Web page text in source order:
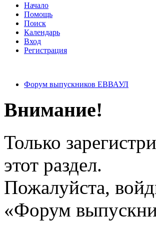
Начало
Помощь
Поиск
Календарь
Вход
Регистрация
Форум выпускников ЕВВАУЛ
Внимание!
Только
этот раздел.
Пожалуйста,
«Форум